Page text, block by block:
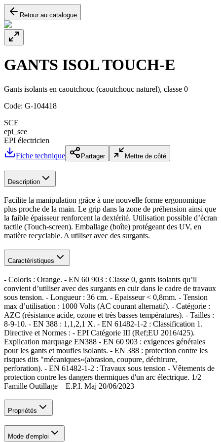
Retour au catalogue
GANTS ISOL TOUCH-E
Gants isolants en caoutchouc (caoutchouc naturel), classe 0
Code: G-104418
SCE
epi_sce
EPI électricien
Fiche technique
Partager Mettre de côté
Description
Facilite la manipulation grâce à une nouvelle forme ergonomique
plus proche de la main. Le grip dans la zone de préhension ainsi que
la faible épaisseur renforcent la dextérité. Utilisation possible d’écran
tactile (Touch-screen). Emballage (boîte) protégeant des UV, en
matière recyclable. A utiliser avec des surgants.
Caractéristiques
- Coloris : Orange. - EN 60 903 : Classe 0, gants isolants qu’il
convient d’utiliser avec des surgants en cuir dans le cadre de travaux
sous tension. - Longueur : 36 cm. - Epaisseur < 0,8mm. - Tension
max d’utilisation : 1000 Volts (AC courant alternatif). - Catégorie :
AZC (résistance acide, ozone et très basses températures). - Tailles :
8-9-10. - EN 388 : 1,1,2,1 X. - EN 61482-1-2 : Classification 1.
Directive et Normes : - EPI Catégorie III (Ref;EU 2016/425).
Explication marquage EN388 - EN 60 903 : exigences générales
pour les gants et moufles isolants. - EN 388 : protection contre les
risques dits "mécaniques«(abrasion, coupure, déchirure,
perforation). - EN 61482-1-2 : Travaux sous tension - Vêtements de
protection contre les dangers thermiques d'un arc électrique. 1/2
Famille Outillage – E.P.I. Maj 20/06/2023
Propriétés
Mode d'emploi